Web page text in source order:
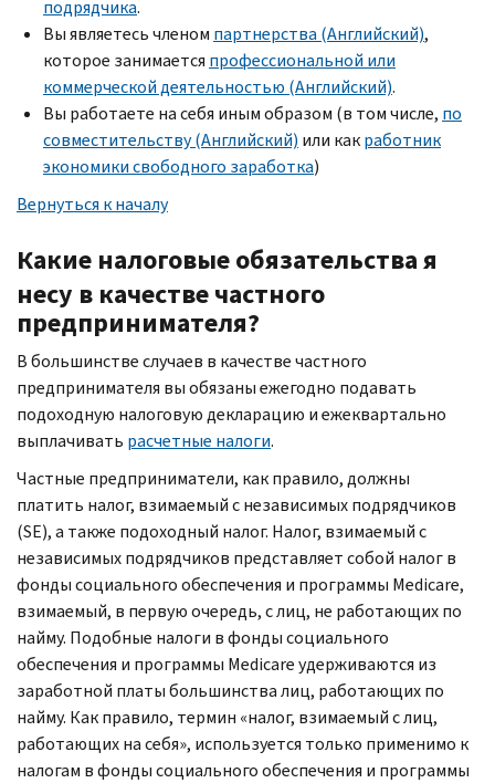
подрядчика.
Вы являетесь членом партнерства (Английский),
которое занимается профессиональной или
коммерческой деятельностью (Английский).
Вы работаете на себя иным образом (в том числе, по
совместительству (Английский) или какработник
экономики свободного заработка)
Вернуться к началу
Какие налоговые обязательства я
несу в качестве частного
предпринимателя?
В большинстве случаев в качестве частного
предпринимателя вы обязаны ежегодно подавать
подоходную налоговую декларацию и ежеквартально
выплачивать расчетные налоги.
Частные предприниматели, как правило, должны
платить налог, взимаемый с независимых подрядчиков
(SE), а также подоходный налог. Налог, взимаемый с
независимых подрядчиков представляет собой налог в
фонды социального обеспечения и программы Medicare,
взимаемый, в первую очередь, с лиц, не работающих по
найму. Подобные налоги в фонды социального
обеспечения и программы Medicareудерживаются из
заработной платы большинства лиц, работающих по
найму. Как правило, термин «налог, взимаемый с лиц,
работающих на себя», используется только применимо к
налогам в фонды социального обеспечения и программы